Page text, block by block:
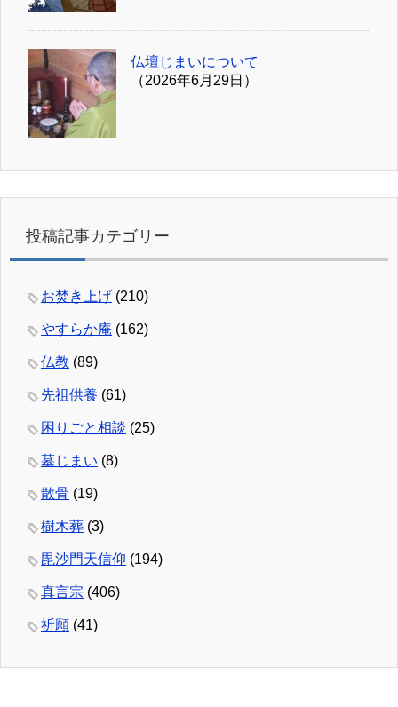
仏壇じまいについて
（2026年6月29日）
投稿記事カテゴリー
お焚き上げ (210)
やすらか庵 (162)
仏教 (89)
先祖供養 (61)
困りごと相談 (25)
墓じまい (8)
散骨 (19)
樹木葬 (3)
毘沙門天信仰 (194)
真言宗 (406)
祈願 (41)